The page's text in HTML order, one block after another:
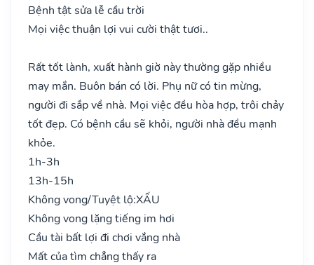
Bệnh tật sửa lễ cầu trời
Mọi việc thuận lợi vui cười thật tươi..
Rất tốt lành, xuất hành giờ này thường gặp nhiều
may mắn. Buôn bán có lời. Phụ nữ có tin mừng,
người đi sắp về nhà. Mọi việc đều hòa hợp, trôi chảy
tốt đẹp. Có bệnh cầu sẽ khỏi, người nhà đều mạnh
khỏe.
1h-3h
13h-15h
Không vong/Tuyệt lộ:XẤU
Không vong lặng tiếng im hơi
Cầu tài bất lợi đi chơi vắng nhà
Mất của tìm chẳng thấy ra